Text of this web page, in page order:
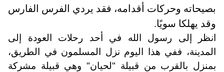
بصيحاته وحركات أقدامه، فقد يردي الفرس الفارس
وقد يهلكا سويًا.
انظر إلى رسول الله في أحد رحلات العودة إلى
المدينة، ففي هذا اليوم نزل المسلمون في الطريق،
بمنزل بالقرب من قبيلة "لحيان" وهي قبيلة مشركة